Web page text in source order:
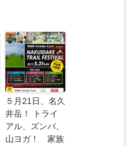
５月21日、名久
井岳！ トライ
アル、ズンバ、
山ヨガ！ 家族